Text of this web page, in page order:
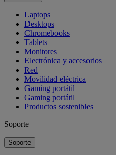
Laptops
Desktops
Chromebooks
Tablets
Monitores
Electrónica y accesorios
Red
Movilidad eléctrica
Gaming portátil
Gaming portátil
Productos sostenibles
Soporte
Soporte